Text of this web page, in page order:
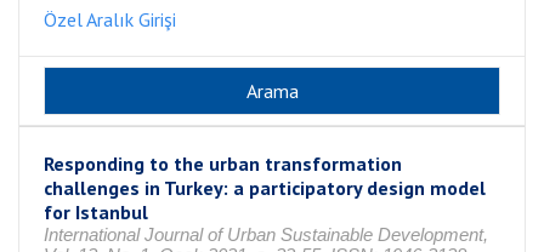
Özel Aralık Girişi
Responding to the urban transformation
challenges in Turkey: a participatory design model
for Istanbul
International Journal of Urban Sustainable Development,